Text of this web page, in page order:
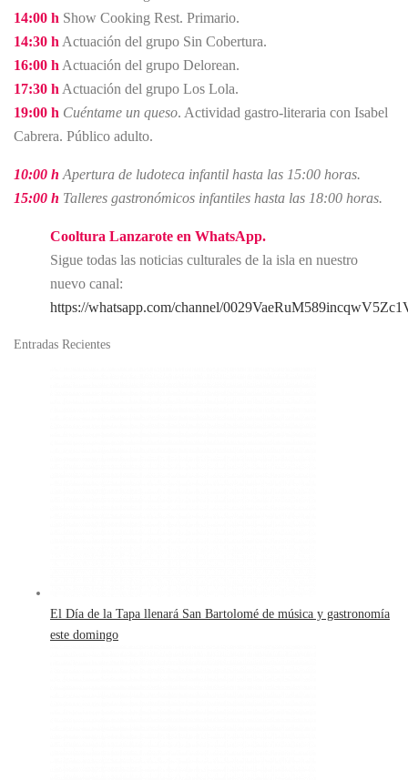
14:00 h Show Cooking Rest. Primario.
14:30 hActuación del grupo Sin Cobertura.
16:00 hActuación del grupo Delorean.
17:30 hActuación del grupo Los Lola.
19:00 h Cuéntame un queso. Actividad gastro-literaria con Isabel
Cabrera. Público adulto.
10:00 h Apertura de ludoteca infantil hasta las 15:00 horas.
15:00 h Talleres gastronómicos infantiles hasta las 18:00 horas.
Cooltura Lanzarote en WhatsApp.
Sigue todas las noticias culturales de la isla en nuestro
nuevo canal:
https://whatsapp.com/channel/
Entradas Recientes
El Día de la Tapa llenará San Bartolomé de música y gastronomía
este domingo